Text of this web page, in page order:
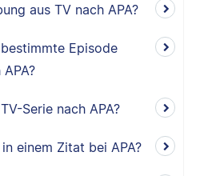
aus TV nach APA?
Episode
Serie nach APA?
einem Zitat bei APA?